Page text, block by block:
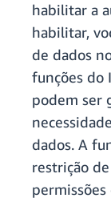
habilitar a
habilitar,
de dados
funções do
podem ser
dados. A
restrição